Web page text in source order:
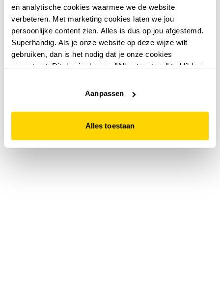
en analytische cookies waarmee we de website
verbeteren. Met marketing cookies laten we jou
persoonlijke content zien. Alles is dus op jou afgestemd.
Superhandig. Als je onze website op deze wijze wilt
gebruiken, dan is het nodig dat je onze cookies
accepteert. Dit doe je door op "Alles toestaan" te klikken.
website niet optimaal functioneert.
Aanpassen
Alles toestaan